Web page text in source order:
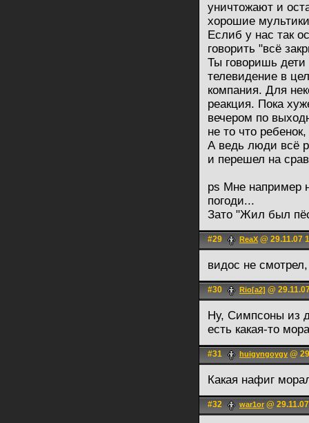
уничтожают и
хорошие
Еслиб у нас так
говорить "всё
Ты говоришь
телевидение в
компания. Для
реакция. Пока
вечером по
не то что
А ведь люди всё
и перешел на
ps Мне например
погоди...
Зато "Жил был
#29 ReaX @ 29.11.07
видос не
#30 Rio[a2] @
Ну, Симпсоны из
есть какая-то
#31 huigyngoygy @
Какая нафиг
#32 war1or @